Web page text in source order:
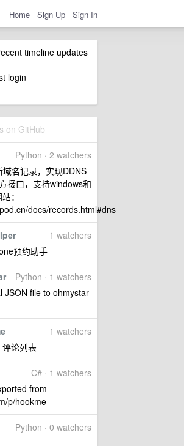
Home Sign Up Sign In
timeline updates
login
on GitHub
Python · 2 watchers
名记录，实现DDNS
接口，支持windows和
：
docs/records.html#dns
1 watchers
预约助手
Python · 1 watchers
JSON file to ohmystar
1 watchers
论列表
C# · 1 watchers
from
p/hookme
Python · 0 watchers